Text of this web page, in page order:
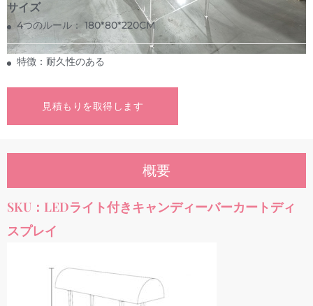
サイズ
4つのルール： 180*80*220CM
特徴：耐久性のある
見積もりを取得します
概要
SKU：LEDライト付きキャンディーバーカートディ
スプレイ